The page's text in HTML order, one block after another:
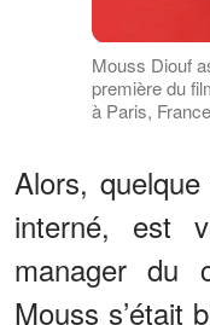
Mouss Diouf
première du
à Paris,
Alors,
interné, est
manager du
Mouss s’était